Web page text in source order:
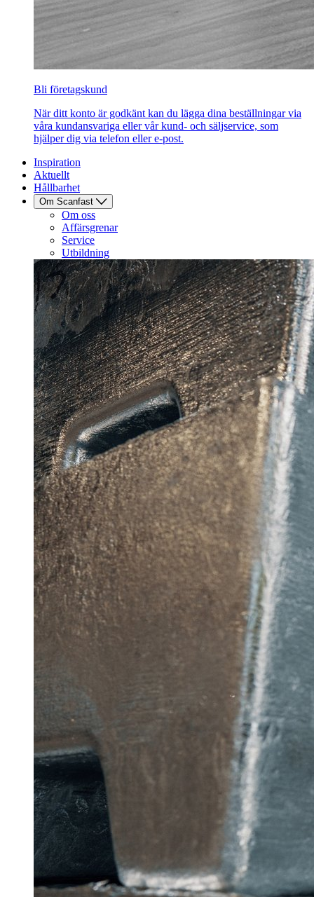
Bli företagskund
När ditt konto är godkänt kan du lägga dina beställningar via
våra kundansvariga eller vår kund- och säljservice, som
hjälper dig via telefon eller e-post.
Inspiration
Aktuellt
Hållbarhet
Om Scanfast
Om oss
Affärsgrenar
Service
Utbildning